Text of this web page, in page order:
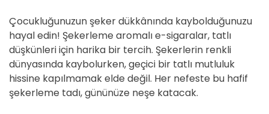
Çocukluğunuzun şeker dükkânında kaybolduğunuzu
hayal edin! Şekerleme aromalı e-sigaralar, tatlı
düşkünleri için harika bir tercih. Şekerlerin renkli
dünyasında kaybolurken, geçici bir tatlı mutluluk
hissine kapılmamak elde değil. Her nefeste bu hafif
şekerleme tadı, gününüze neşe katacak.